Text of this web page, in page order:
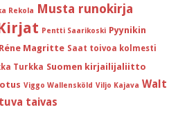
Rekola Musta runokirja
Pentti Saarikoski Pyynikin
Réne Magritte Saat toivoa kolmesti
Turkka Suomen kirjailijaliitto
Viggo Wallensköld Viljo Kajava Walt
taivas